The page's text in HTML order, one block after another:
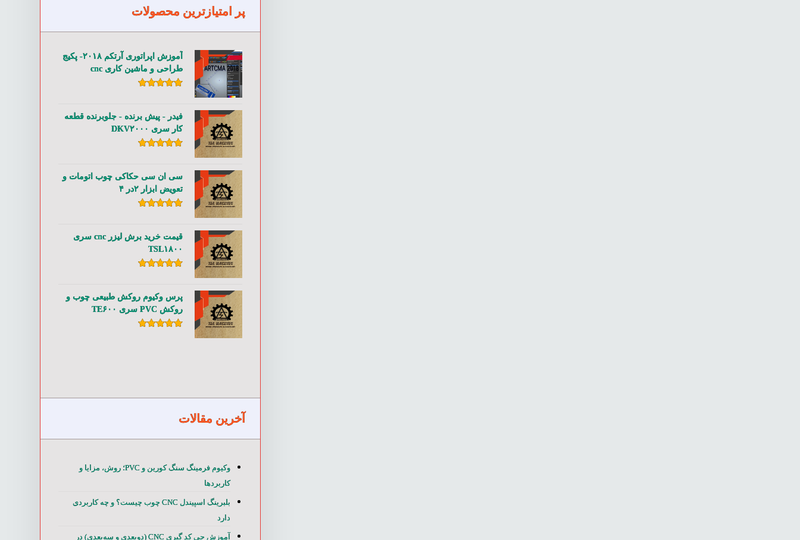
پر امتیازترین محصولات
آموزش اپراتوری آرتکم ۲۰۱۸- پکیج
طراحی و ماشین کاری cnc
فیدر - پیش برنده - جلوبرنده قطعه
کار سری DKV۲۰۰۰
سی ان سی حکاکی چوب اتومات و
تعویض ابزار ۲در ۴
قیمت خرید برش لیزر cnc سری
TSL۱۸۰۰
پرس وکیوم روکش طبیعی چوب و
روکش PVC سری TE۶۰۰
آخرین مقالات
وکیوم فرمینگ سنگ کورین و PVC؛ روش، مزایا و
کاربردها
بلبرینگ اسپیندل CNC چوب چیست؟ و چه کاربردی
دارد
آموزش جی کد گیری CNC (دوبعدی و سه‌بعدی) در